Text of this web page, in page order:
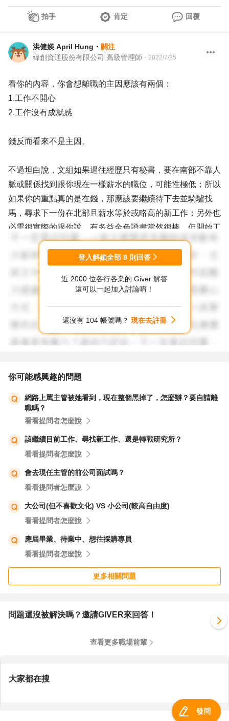
拍手 肯定 回覆
洪健媖 April Hung ・ 關注
緯創資通股份有限公司 高級管理師 ・ 2022/7/25
看你的內容，你會想離職的主因應該有兩個：
1.工作不開心
2.工作沒有成就感
錢反而看來不是主因。
不過坦白說，文組如果過往經歷只有秘書，要在南部不靠人
脈或關係找到跟你現在一樣薪水的職位，可能性極低；所以
如果你的重點真的是在錢，那應該要繼續待下去並騎驢找
馬，尋求下一份在北部且薪水等於或略高的新工作；另外也
必需很實際的跟你說，有多益金色證書當然很棒，但開始工
作後，那就不太一定是重點了。
至於上面的工作不開心跟工作沒成就感這兩個，你沒辦法改
變你的工作環境，其實大多數人都是如此，大部份人能做的
到東西、有沒有成就感有關，如果這份工作中還有什麼你想
學的，或是能在工作中獲得成就感，那麼你自然就會想繼續
所以綜合來說，我會傾向建議你邊走邊看，並且要朝不同職
不同產業但同職位，以你的年紀雖然也可以選擇不同產業不
同職位的這種，但有可能因此在談薪水時被砍薪，而且不能
具體建議作法是，在領年終前的這幾個月可以一邊丟履歷，
一邊看看工作中還有沒有能精進自己的地方，目標是在領完
年終後2-3個月內找到下一份你覺得可以的工作，如果到時
還是找不到的話，再來考慮回南部的事。
登入解鎖全部 8 則回答
近 2000 位各行各業的 Giver 解答
還可以一起加入討論唷！
還沒有 104 帳號嗎？ 現在去註冊
你可能感興趣的問題
網路上罵主管被她看到，現在整個黑掉了，怎麼辦？要自請離
職嗎？
看看提問者怎麼說
該繼續目前工作、尋找新工作、還是轉戰研究所？
看看提問者怎麼說
會去現任主管的前公司面試嗎？
看看提問者怎麼說
大公司(但不喜歡文化) VS 小公司(較高自由度)
看看提問者怎麼說
應屆畢業、待業中、想往採購專員
看看提問者怎麼說
更多相關問題
問題還沒被解決嗎？邀請GIVER來回答！
查看更多職場前輩
大家都在搜
發問